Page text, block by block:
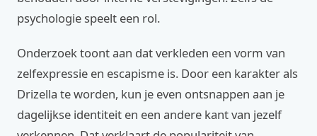
psychologie speelt een rol.
Onderzoek toont aan dat verkleden een vorm van
zelfexpressie en escapisme is. Door een karakter als
Drizella te worden, kun je even ontsnappen aan je
dagelijkse identiteit en een andere kant van jezelf